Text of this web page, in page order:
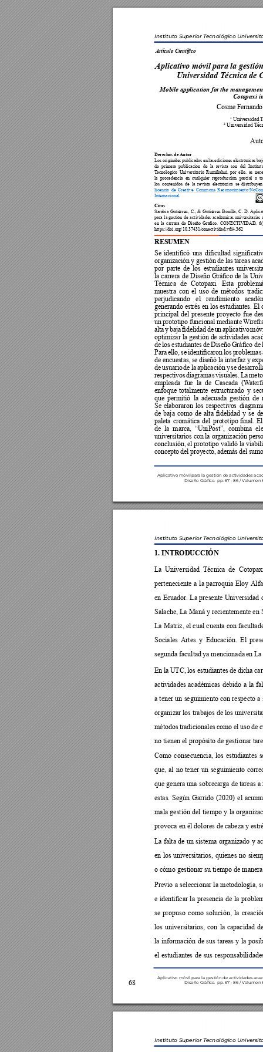
Instituto Superior Tecnológico Universit
Aplicativo móvil para la gestión de actividades
Diseño Gráco.  pp. 67 - 86 / Volumen
Aplicativo móvil para la
Universidad Técnica de
Mobile application for the
Cotopaxi
Derechos de Autor

       
     
      
      
   

Citas
      
    
      

RESUMEN
   

por parte de los estudiantes
    
   
     

 

    
 

   


 


     
   
     
   
       
    
    
  
conclusión, el prototipo validó la

Artículo Cientíco
Instituto Superior Tecnológico Universit

Aplicativo móvil para la gestión de actividades
Diseño Gráco.  pp. 67 - 86 / Volumen
1. INTRODUCCIÓN
   
    
   
  
    


    
  

   
     
  
    
    
     
    
   
     
se propuso como solución, la
    
    
   
Instituto Superior Tecnológico Universit